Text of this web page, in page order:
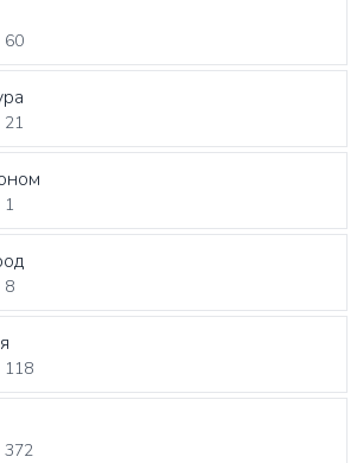
60
21
1
8
118
372